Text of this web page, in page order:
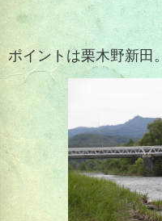
ポイントは栗木野新田。